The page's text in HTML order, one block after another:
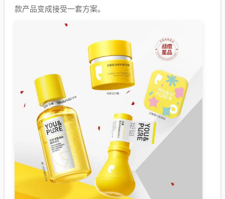
款产品变成接受一套方案。